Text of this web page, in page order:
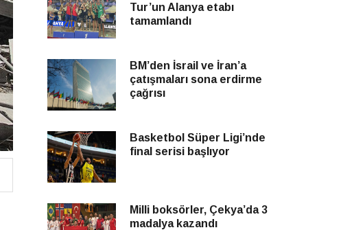
Tur’un Alanya etabı
tamamlandı
BM’den İsrail ve İran’a
çatışmaları sona erdirme
çağrısı
Basketbol Süper Ligi’nde
final serisi başlıyor
Milli boksörler, Çekya’da 3
madalya kazandı